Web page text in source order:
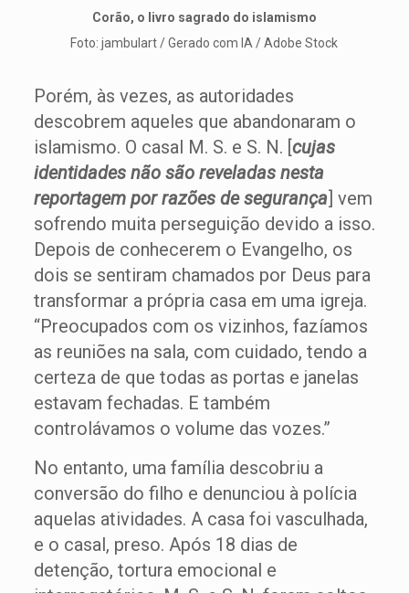
Corão, o livro sagrado do islamismo
Foto: jambulart / Gerado com IA / Adobe Stock
Porém, às vezes, as autoridades
descobrem aqueles que abandonaram o
islamismo. O casal M. S. e S. N. [cujas
identidades não são reveladas nesta
reportagem por razões de segurança] vem
sofrendo muita perseguição devido a isso.
Depois de conhecerem o Evangelho, os
dois se sentiram chamados por Deus para
transformar a própria casa em uma igreja.
“Preocupados com os vizinhos, fazíamos
as reuniões na sala, com cuidado, tendo a
certeza de que todas as portas e janelas
estavam fechadas. E também
controlávamos o volume das vozes.”
No entanto, uma família descobriu a
conversão do filho e denunciou à polícia
aquelas atividades. A casa foi vasculhada,
e o casal, preso. Após 18 dias de
detenção, tortura emocional e